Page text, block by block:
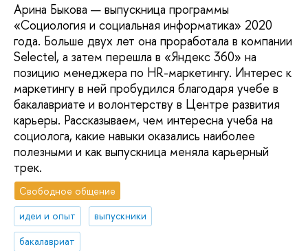
Арина Быкова — выпускница программы
«Социология и социальная информатика» 2020
года. Больше двух лет она проработала в компании
Selectel, а затем перешла в «Яндекс 360» на
позицию менеджера по HR-маркетингу. Интерес к
маркетингу в ней пробудился благодаря учебе в
бакалавриате и волонтерству в Центре развития
карьеры. Рассказываем, чем интересна учеба на
социолога, какие навыки оказались наиболее
полезными и как выпускница меняла карьерный
трек.
Свободное общение
идеи и опыт
выпускники
бакалавриат